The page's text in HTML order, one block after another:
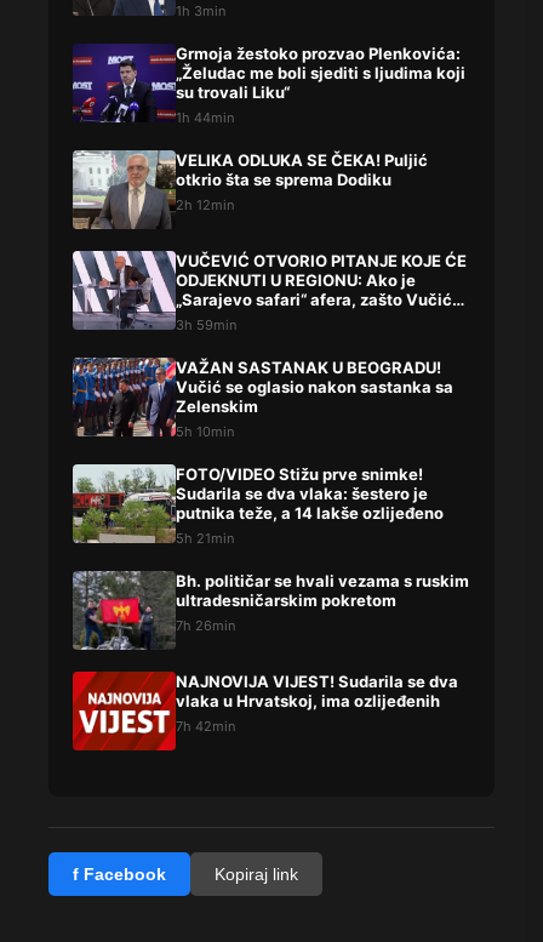
1h 3min
Grmoja žestoko prozvao Plenkovića:
„Želudac me boli sjediti s ljudima koji
su trovali Liku“
1h 44min
VELIKA ODLUKA SE ČEKA! Puljić
otkrio šta se sprema Dodiku
2h 12min
VUČEVIĆ OTVORIO PITANJE KOJE ĆE
ODJEKNUTI U REGIONU: Ako je
„Sarajevo safari“ afera, zašto Vučića
niste procesuirali?!
3h 59min
VAŽAN SASTANAK U BEOGRADU!
Vučić se oglasio nakon sastanka sa
Zelenskim
5h 10min
FOTO/VIDEO Stižu prve snimke!
Sudarila se dva vlaka: šestero je
putnika teže, a 14 lakše ozlijeđeno
5h 21min
Bh. političar se hvali vezama s ruskim
ultradesničarskim pokretom
7h 26min
NAJNOVIJA VIJEST! Sudarila se dva
vlaka u Hrvatskoj, ima ozlijeđenih
7h 42min
f Facebook Kopiraj link